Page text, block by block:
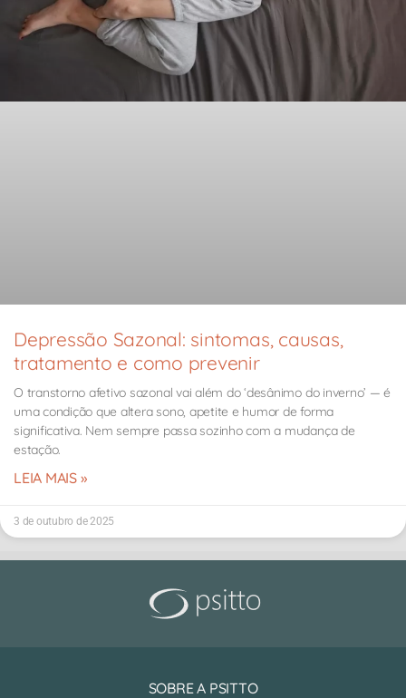
Depressão Sazonal: sintomas, causas,
tratamento e como prevenir
O transtorno afetivo sazonal vai além do ‘desânimo do inverno’ — é
uma condição que altera sono, apetite e humor de forma
significativa. Nem sempre passa sozinho com a mudança de
estação.
LEIA MAIS »
3 de outubro de 2025
SOBRE A PSITTO